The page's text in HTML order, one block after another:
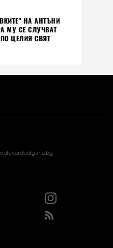
НА АНТЪНИ
МУ СЕ СЛУЧВАТ
ЦЕЛИЯ СВЯТ